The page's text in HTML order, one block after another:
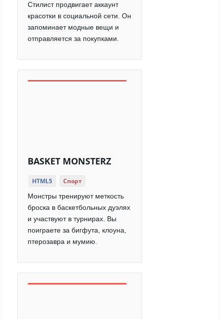
Стилист продвигает аккаунт
красотки в социальной сети. Он
запоминает модные вещи и
отправляется за покупками.
BASKET MONSTERZ
HTML5 Спорт
Монстры тренируют меткость
броска в баскетбольных дуэлях
и участвуют в турнирах. Вы
поиграете за бигфута, клоуна,
птерозавра и мумию.